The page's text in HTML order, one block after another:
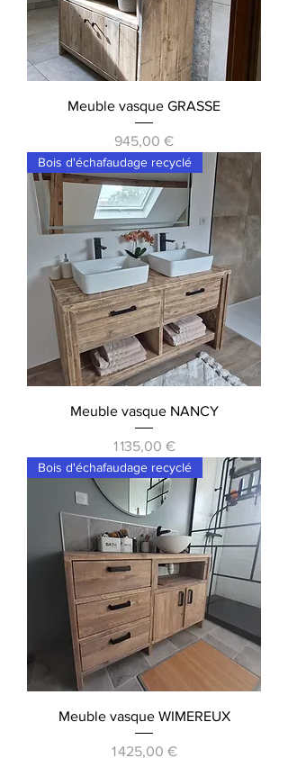
Meuble vasque GRASSE
Prix
945,00 €
Bois d'échafaudage recyclé
Meuble vasque NANCY
Prix
1 135,00 €
Bois d'échafaudage recyclé
Meuble vasque WIMEREUX
Prix
1 425,00 €